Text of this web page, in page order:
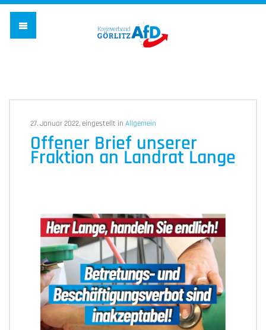
27. Januar 2022, eingestellt in Allgemein
Offener Brief unserer
Fraktion an Landrat Lange